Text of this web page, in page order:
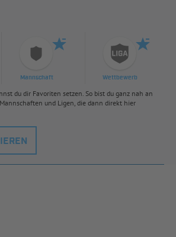
Mannschaft Wettbewerb
du dir Favoriten setzen. So bist du ganz nah an
und Ligen, die dann direkt hier